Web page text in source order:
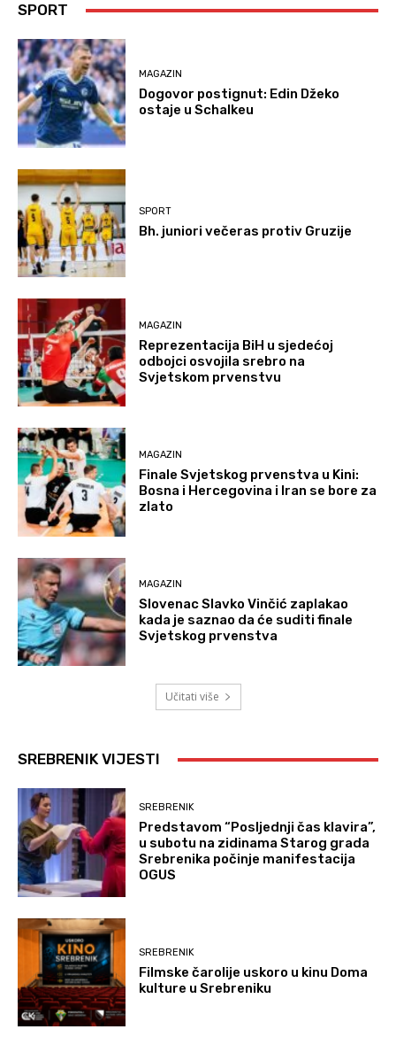
SPORT
MAGAZIN
Dogovor postignut: Edin Džeko
ostaje u Schalkeu
SPORT
Bh. juniori večeras protiv Gruzije
MAGAZIN
Reprezentacija BiH u sjedećoj
odbojci osvojila srebro na
Svjetskom prvenstvu
MAGAZIN
Finale Svjetskog prvenstva u Kini:
Bosna i Hercegovina i Iran se bore za
zlato
MAGAZIN
Slovenac Slavko Vinčić zaplakao
kada je saznao da će suditi finale
Svjetskog prvenstva
Učitati više
SREBRENIK VIJESTI
SREBRENIK
Predstavom “Posljednji čas klavira”,
u subotu na zidinama Starog grada
Srebrenika počinje manifestacija
OGUS
SREBRENIK
Filmske čarolije uskoro u kinu Doma
kulture u Srebreniku